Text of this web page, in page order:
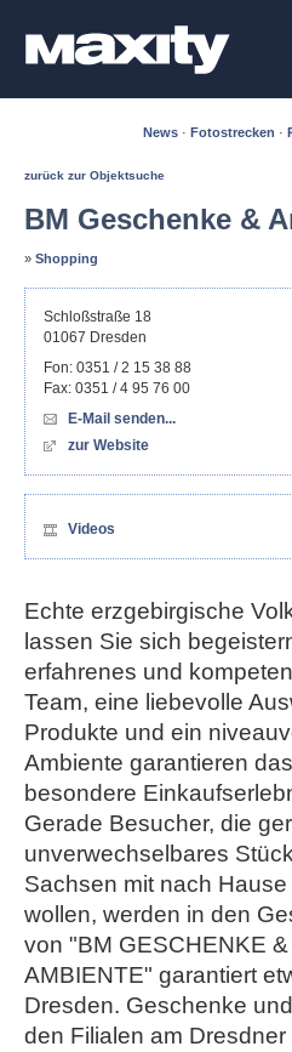
News · Fotostrecken ·
zurück zur Objektsuche
BM Geschenke &
» Shopping
Schloßstraße 18
01067 Dresden
Fon: 0351 / 2 15 38 88
Fax: 0351 / 4 95 76 00
E-Mail senden...
zur Website
Videos
Echte erzgebirgische
lassen Sie sich
erfahrenes und
Team, eine liebevolle
Produkte und ein
Ambiente garantieren das
besondere
Gerade Besucher, die
unverwechselbares Stück
Sachsen mit nach
wollen, werden in den
von "BM GESCHENKE &
AMBIENTE" garantiert
Dresden. Geschenke
den Filialen am